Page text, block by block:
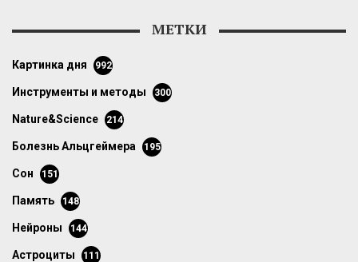
МЕТКИ
картинка дня 992
инструменты и методы 300
Nature&Science 214
болезнь Альцгеймера 195
сон 151
память 148
нейроны 144
астроциты 111